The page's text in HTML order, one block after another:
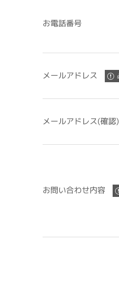
お電話番号
メールアドレス
メールアドレス(確認)
お問い合わせ内容